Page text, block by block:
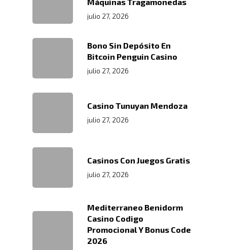
julio 27, 2026
Bono Sin Depósito En
Bitcoin Penguin Casino
julio 27, 2026
Casino Tunuyan Mendoza
julio 27, 2026
Casinos Con Juegos Gratis
julio 27, 2026
Mediterraneo Benidorm
Casino Codigo
Promocional Y Bonus Code
2026
Productos
Transporte Terrestre
Servicio Aduanal
Servicio En
Políticas De Seguridad
Nosotros